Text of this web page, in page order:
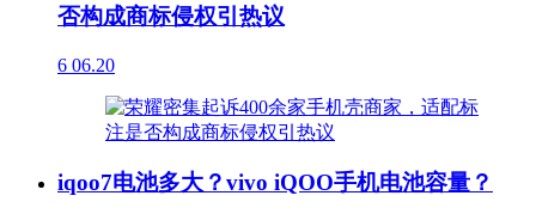
否构成商标侵权引热议
6 06.20
iqoo7电池多大？vivo iQOO手机电池容量？